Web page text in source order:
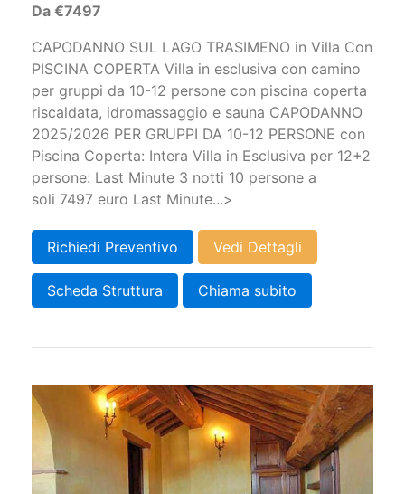
Da €7497
CAPODANNO SUL LAGO TRASIMENO in Villa Con
PISCINA COPERTA Villa in esclusiva con camino
per gruppi da 10-12 persone con piscina coperta
riscaldata, idromassaggio e sauna CAPODANNO
2025/2026 PER GRUPPI DA 10-12 PERSONE con
Piscina Coperta: Intera Villa in Esclusiva per 12+2
persone: Last Minute 3 notti 10 persone a
soli 7497 euro Last Minute...>
Richiedi Preventivo Vedi Dettagli
Scheda Struttura Chiama subito